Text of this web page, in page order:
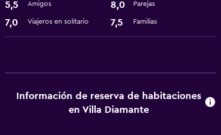
Minibar
Servicios básicos
Estacionamiento y transporte
Traslado aeropuerto
5,5 Amigos 8,0 Parejas
7,0 Viajeros en solitario 7,5 Familias
Información de reserva de habitaciones
en Villa Diamante